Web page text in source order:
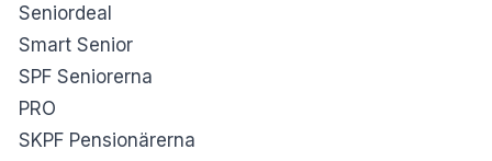
Seniordeal
Smart Senior
SPF Seniorerna
PRO
SKPF Pensionärerna